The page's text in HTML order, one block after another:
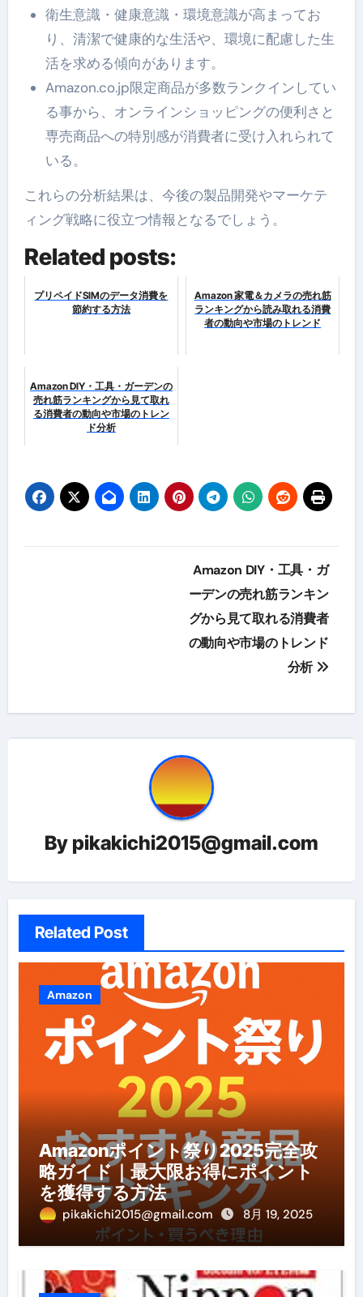
衛生意識・健康意識・環境意識が高まってお
り、清潔で健康的な生活や、環境に配慮した生
活を求める傾向があります。
Amazon.co.jp限定商品が多数ランクインしてい
る事から、オンラインショッピングの便利さと
専売商品への特別感が消費者に受け入れられて
いる。
これらの分析結果は、今後の製品開発やマーケテ
ィング戦略に役立つ情報となるでしょう。
Related posts:
プリペイドSIMのデータ消費を
節約する方法
Amazon 家電＆カメラの売れ筋
ランキングから読み取れる消費
者の動向や市場のトレンド
Amazon DIY・工具・ガーデンの
売れ筋ランキングから見て取れ
る消費者の動向や市場のトレン
ド分析
ン
Amazon DIY・工具・ガ
ーデンの売れ筋ランキン
グから見て取れる消費者
の動向や市場のトレンド
分析
By pikakichi2015@gmail.com
Related Post
Amazon
Amazonポイント祭り2025完全攻
略ガイド｜最大限お得にポイント
を獲得する方法
pikakichi2015@gmail.com 8月 19, 2025